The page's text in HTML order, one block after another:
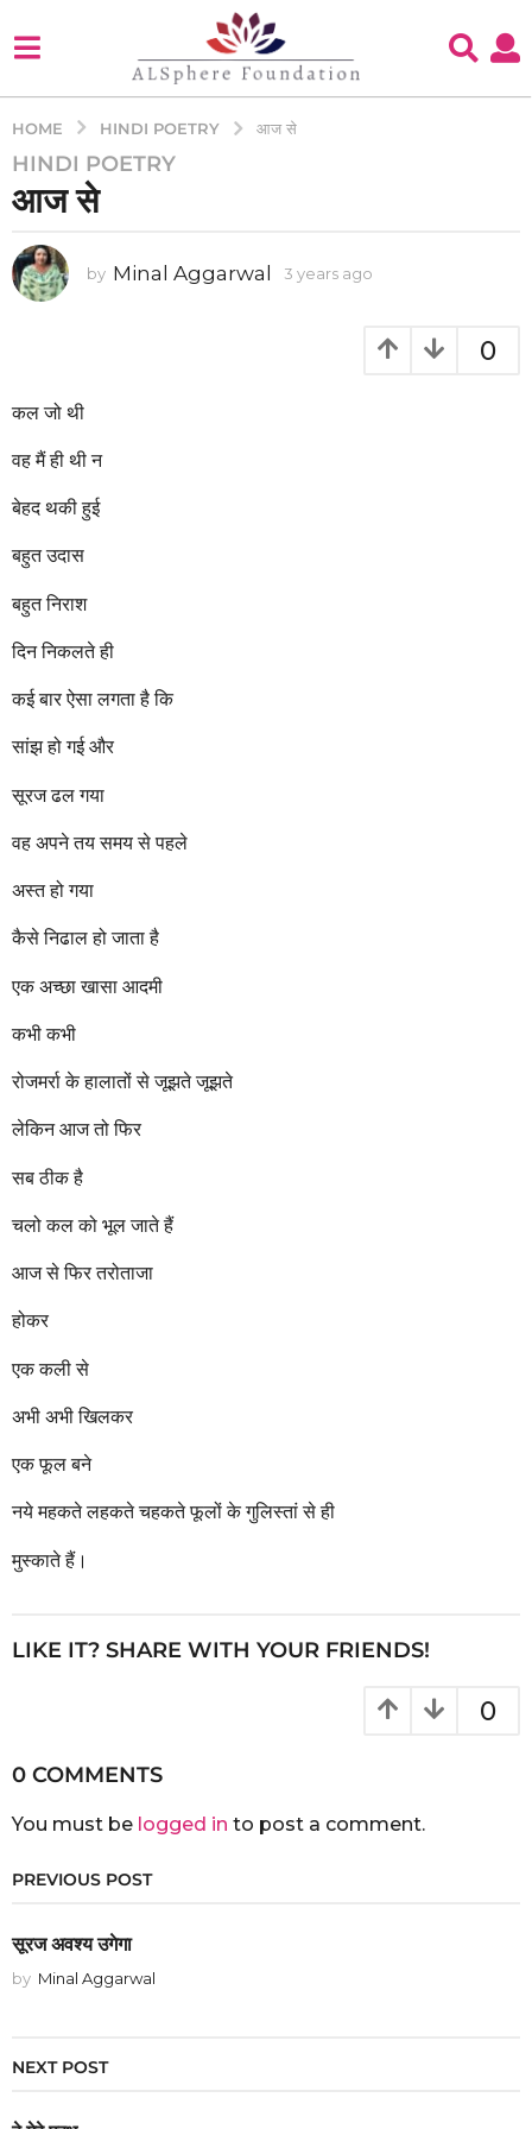
HOME HINDI POETRY आज से
3
y
a
r
3
a
s
g
o
HINDI POETRY
आज से
by Minal Aggarwal 3 years ago
a
0
कल जो थी
वह मैं ही थी न
बेहद थकी हुई
बहुत उदास
बहुत निराश
दिन निकलते ही
कई बार ऐसा लगता है कि
सांझ हो गई और
सूरज ढल गया
वह अपने तय समय से पहले
अस्त हो गया
कैसे निढाल हो जाता है
एक अच्छा खासा आदमी
कभी कभी
रोजमर्रा के हालातों से जूझते जूझते
लेकिन आज तो फिर
सब ठीक है
चलो कल को भूल जाते हैं
आज से फिर तरोताजा
होकर
एक कली से
अभी अभी खिलकर
एक फूल बने
नये महकते लहकते चहकते फूलों के गुलिस्तां से ही
मुस्काते हैं।
LIKE IT? SHARE WITH YOUR FRIENDS!
0
0 COMMENTS
You must be logged in to post a comment.
PREVIOUS POST
सूरज अवश्य उगेगा
by Minal Aggarwal
NEXT POST